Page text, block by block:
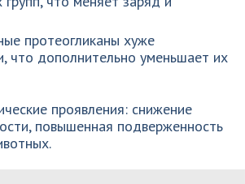
протеогликаны хуже
что дополнительно уменьшает их
проявления: снижение
повышенная подверженность